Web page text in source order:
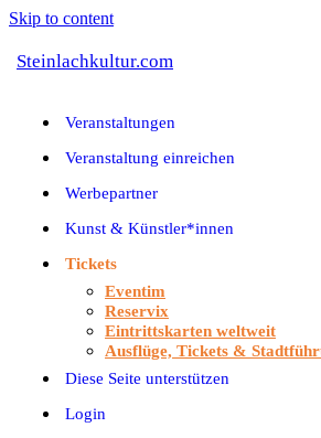
Skip to content
Steinlachkultur.com
Veranstaltungen
Veranstaltung einreichen
Werbepartner
Kunst & Künstler*innen
Tickets
Eventim
Reservix
Eintrittskarten weltweit
Ausflüge, Tickets &
Diese Seite unterstützen
Login